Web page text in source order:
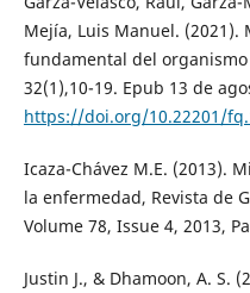
Mejía, Luis Manuel.
fundamental del
32(1),10-19. Epub 13 de
https://doi.org/10.22201/
Icaza-Chávez M.E. (2013).
la enfermedad, Revista de
Volume 78, Issue 4, 2013,
Justin J., & Dhamoon, A. S.